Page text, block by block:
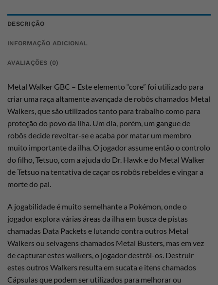
DESCRIÇÃO
INFORMAÇÃO ADICIONAL
AVALIAÇÕES (0)
Metal Walker GBC – Este elemento “core” foi utilizado para
criar uma raça altamente avançada de robôs chamados Metal
Walkers, que são utilizados tanto para trabalho como para
proteção do povo da ilha. Um dia, porém, um gangue de
robôs decide revoltar-se e acaba por matar um membro
muito importante da ilha. O jogador assume então o controlo
do filho, Tetsuo, com a ajuda do Dr. Hawk e do Metal Walker
de Tetsuo na tentativa de caçar os robôs rebeldes e vingar a
morte do pai.
A jogabilidade é muito semelhante a Pokémon, onde o
jogador explora várias áreas da ilha em busca de pistas
chamadas Data Packets e lutando contra outros Metal
Walkers ou selvagens chamados Metal Busters, mas em vez
de capturar estes walkers, o jogador destrói-os. Destruir
estes outros Walkers resulta em sucata e itens chamados
Cápsulas que podem ser utilizados para melhorar ou